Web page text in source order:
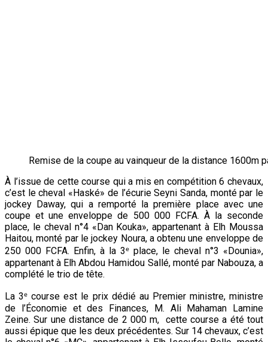
Remise de la coupe au vainqueur de la distance 1600m
À l’issue de cette course qui a mis en compétition 6 chevaux,
c’est le cheval «Haské» de l’écurie Seyni Sanda, monté par le
jockey Daway, qui a remporté la première place avec une
coupe et une enveloppe de 500 000 FCFA. À la seconde
place, le cheval n°4 «Dan Kouka», appartenant à Elh Moussa
Haitou, monté par le jockey Noura, a obtenu une enveloppe de
250 000 FCFA. Enfin, à la 3ᵉ place, le cheval n°3 «Dounia»,
appartenant à Elh Abdou Hamidou Sallé, monté par Nabouza, a
complété le trio de tête.
La 3ᵉ course est le prix dédié au Premier ministre, ministre
de l’Économie et des Finances, M. Ali Mahaman Lamine
Zeine. Sur une distance de 2 000 m, cette course a été tout
aussi épique que les deux précédentes. Sur 14 chevaux, c’est